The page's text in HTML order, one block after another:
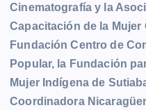
Cinematografía y la
Capacitación de la Mujer
Fundación Centro de
Popular, la Fundación
Mujer Indígena de
Coordinadora